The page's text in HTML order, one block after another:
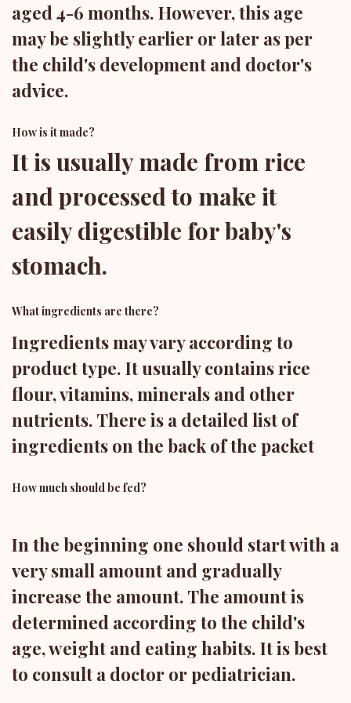
aged 4-6 months. However, this age
may be slightly earlier or later as per
the child's development and doctor's
advice.
How is it made?
It is usually made from rice
and processed to make it
easily digestible for baby's
stomach.
What ingredients are there?
Ingredients may vary according to
product type. It usually contains rice
flour, vitamins, minerals and other
nutrients. There is a detailed list of
ingredients on the back of the packet
How much should be fed?
In the beginning one should start with a
very small amount and gradually
increase the amount. The amount is
determined according to the child's
age, weight and eating habits. It is best
to consult a doctor or pediatrician.